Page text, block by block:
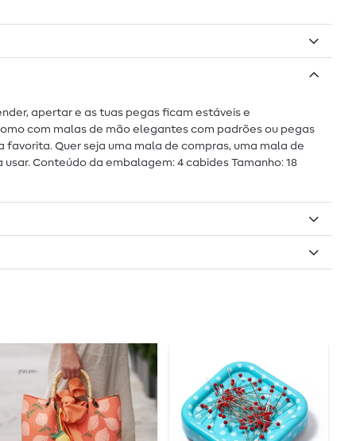
apertar e as tuas pegas ficam estáveis e
com malas de mão elegantes com padrões ou pegas
Quer seja uma mala de compras, uma mala de
Conteúdo da embalagem: 4 cabides Tamanho: 18